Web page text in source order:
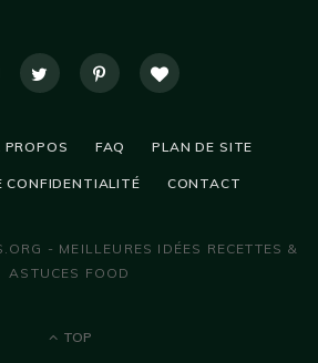
PROPOS FAQ PLAN DE SITE
CONFIDENTIALITÉ CONTACT
- MEILLEURES IDÉES RECETTES &
ASTUCES FOOD
TOP